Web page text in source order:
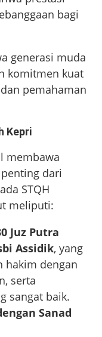
bagi
generasi muda
komitmen kuat
pemahaman
Kepri
membawa
dari
STQH
meliputi:
Juz Putra
Assidik, yang
hakim dengan
serta
sangat baik.
Sanad